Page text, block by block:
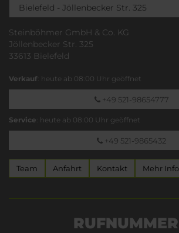
Steinböhmer GmbH & Co. KG
Jöllenbecker Str. 325
33613 Bielefeld
Verkauf: heute ab 08:00 Uhr geöffnet
+49 521-98654777
Service: heute ab 08:00 Uhr geöffnet
+49 521-9865432
Team Anfahrt Kontakt Mehr